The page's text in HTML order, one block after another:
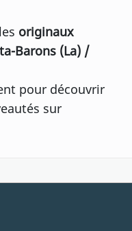
originaux
Barons (La) /
pour découvrir
sur